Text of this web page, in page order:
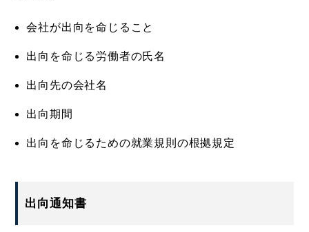
会社が出向を命じること
出向を命じる労働者の氏名
出向先の会社名
出向期間
出向を命じるための就業規則の根拠規定
出向通知書